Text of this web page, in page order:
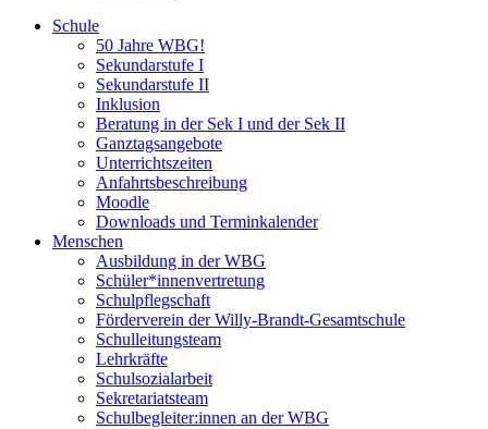
Schule
50 Jahre WBG!
Sekundarstufe I
Sekundarstufe II
Inklusion
Beratung in der Sek I und der Sek II
Ganztagsangebote
Unterrichtszeiten
Anfahrtsbeschreibung
Moodle
Downloads und Terminkalender
Menschen
Ausbildung in der WBG
Schüler*innenvertretung
Schulpflegschaft
Förderverein der Willy-Brandt-Gesamtschule
Schulleitungsteam
Lehrkräfte
Schulsozialarbeit
Sekretariatsteam
Schulbegleiter:innen an der WBG